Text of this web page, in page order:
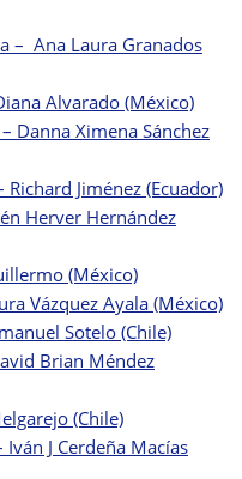
– Ana Laura Granados
Alvarado (México)
Danna Ximena Sánchez
Jiménez (Ecuador)
Herver Hernández
(México)
Vázquez Ayala (México)
Sotelo (Chile)
Brian Méndez
(Chile)
J Cerdeña Macías